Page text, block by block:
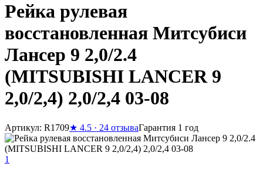
Рейка рулевая
восстановленная Митсубиси
Лансер 9 2,0/2.4
(MITSUBISHI LANCER 9
2,0/2,4) 2,0/2,4 03-08
Артикул: R1709★ 4.5 · 24 отзываГарантия 1 год
1